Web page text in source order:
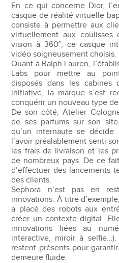
En ce qui concerne Dior,
casque de réalité virtuelle
consiste à permettre aux
virtuellement aux
vision à 360°, ce casque
vidéo soigneusement choisis.
Quant à Ralph Lauren,
Labs pour mettre au
disposés dans les cabines
initiative, la marque s’est
conquérir un nouveau type
De son côté, Atelier
de ses parfums sur son
qu’un internaute se
l’avoir préalablement senti
les frais de livraison et les
de nombreux pays. De ce
d’effectuer des lancements
des clients.
Sephora n’est pas en
innovations. À titre
a placé des robots aux
créer un contexte digital.
innovations liées au
interactive, miroir à
restent présents pour
demeure fluide.